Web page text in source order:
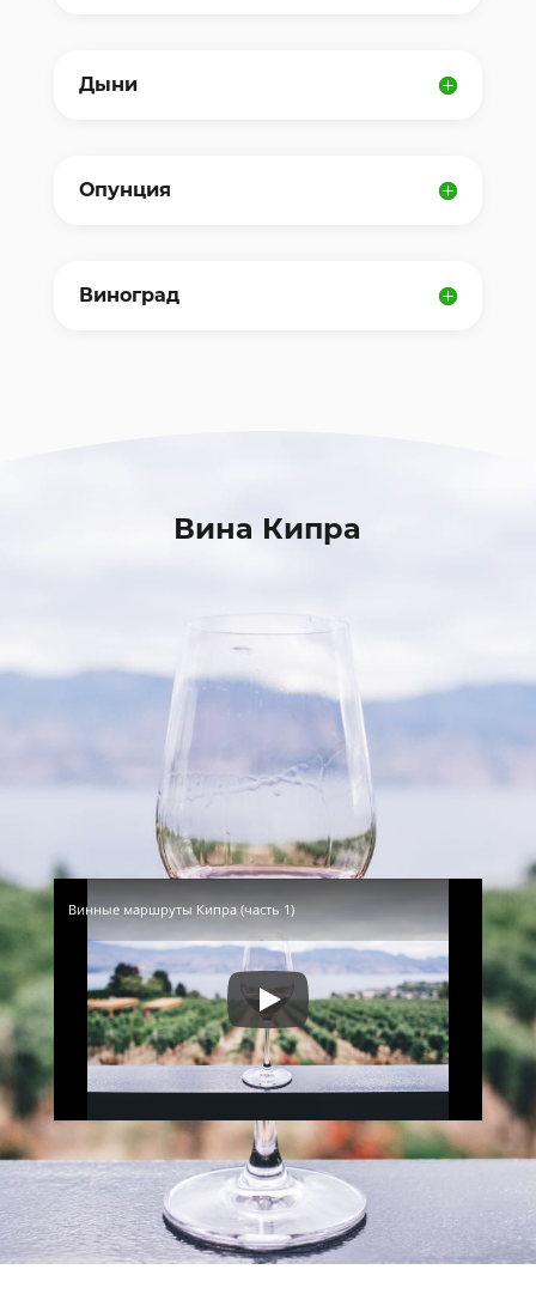
Дыни
Опунция
Виноград
Вина Кипра
Винные маршруты Кипра (часть 1)